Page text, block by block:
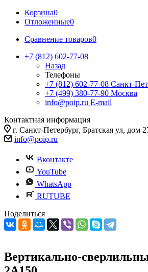
Корзина0
Отложенные0
Сравнение товаров0
+7 (812) 602-77-08
Назад
Телефоны
+7 (812) 602-77-08 Санкт-
+7 (499) 380-77-90 Москва
info@poip.ru E-mail
Контактная информация
г. Санкт-Петербург, Братская ул, дом
info@poip.ru
Вконтакте
YouTube
WhatsApp
RUTUBE
Поделиться
Вертикально-